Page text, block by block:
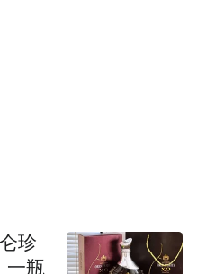
用渤海，进行整体
重视不够。该地区
欠账较多；产业结
珍
一瓶